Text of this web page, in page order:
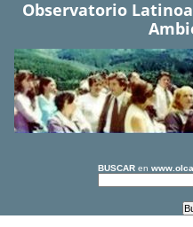
Observatorio
BUSCAR en